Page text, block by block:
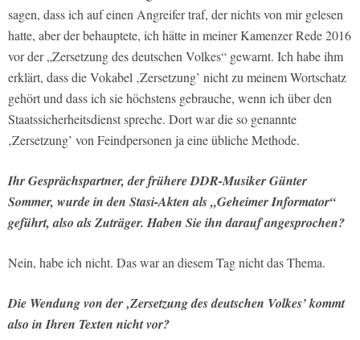
sagen, dass ich auf einen Angreifer traf, der nichts von mir gelesen
hatte, aber der behauptete, ich hätte in meiner Kamenzer Rede 2016
vor der „Zersetzung des deutschen Volkes“ gewarnt. Ich habe ihm
erklärt, dass die Vokabel ‚Zersetzung’ nicht zu meinem Wortschatz
gehört und dass ich sie höchstens gebrauche, wenn ich über den
Staatssicherheitsdienst spreche. Dort war die so genannte
‚Zersetzung’ von Feindpersonen ja eine übliche Methode.
Ihr Gesprächspartner, der frühere DDR-Musiker Günter
Sommer, wurde in den Stasi-Akten als „Geheimer Informator“
geführt, also als Zuträger. Haben Sie ihn darauf angesprochen?
Nein, habe ich nicht. Das war an diesem Tag nicht das Thema.
Die Wendung von der ‚Zersetzung des deutschen Volkes’ kommt
also in Ihren Texten nicht vor?